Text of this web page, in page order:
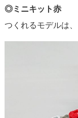
◎ミニキット赤
つくれるモデルは